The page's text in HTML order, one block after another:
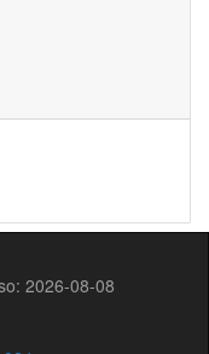
2026-08-08